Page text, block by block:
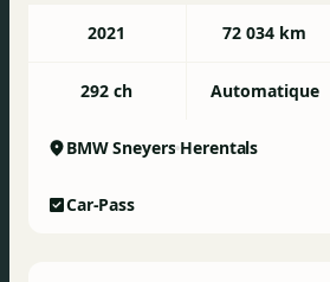
2021 72 034 km
292 ch Automatique
BMW Sneyers Herentals
Car-Pass